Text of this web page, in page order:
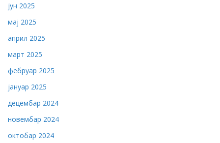
јун 2025
мај 2025
април 2025
март 2025
фебруар 2025
јануар 2025
децембар 2024
новембар 2024
октобар 2024